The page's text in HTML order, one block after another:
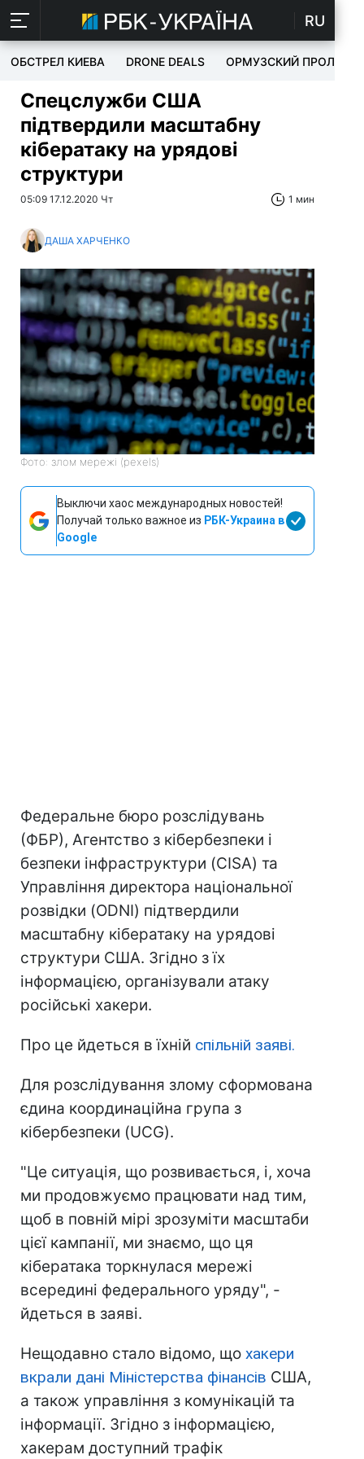
RU
ОБСТРЕЛ КИЕВА DRONE DEALS ОРМУЗСКИЙ ПРОЛИВ
Спецслужби США
підтвердили масштабну
кібератаку на урядові
структури
05:09 17.12.2020 Чт 1 мин
ДАША ХАРЧЕНКО
Фото: злом мережі (pexels)
Выключи хаос международных новостей!
Получай только важное из РБК-Украина в
Google
Федеральне бюро розслідувань
(ФБР), Агентство з кібербезпеки і
безпеки інфраструктури (CISA) та
Управління директора національної
розвідки (ODNI) підтвердили
масштабну кібератаку на урядові
структури США. Згідно з їх
інформацією, організували атаку
російські хакери.
Про це йдеться в їхній спільній заяві.
Для розслідування злому сформована
єдина координаційна група з
кібербезпеки (UCG).
"Це ситуація, що розвивається, і, хоча
ми продовжуємо працювати над тим,
щоб в повній мірі зрозуміти масштаби
цієї кампанії, ми знаємо, що ця
кібератака торкнулася мережі
всередині федерального уряду", -
йдеться в заяві.
Нещодавно стало відомо, що хакери
вкрали дані Міністерства фінансів США,
а також управління з комунікацій та
інформації. Згідно з інформацією,
хакерам доступний трафік